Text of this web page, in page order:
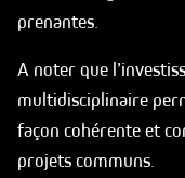
prenantes.
A noter que
multidisciplinaire
façon cohérente et
projets communs.